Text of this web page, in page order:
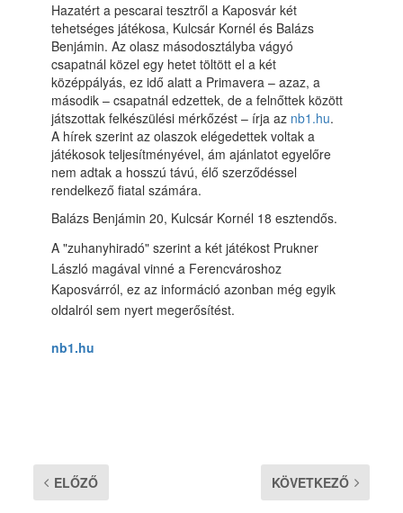
Hazatért a pescarai tesztről a Kaposvár két
tehetséges játékosa, Kulcsár Kornél és Balázs
Benjámin. Az olasz másodosztályba vágyó
csapatnál közel egy hetet töltött el a két
középpályás, ez idő alatt a Primavera – azaz, a
második – csapatnál edzettek, de a felnőttek között
játszottak felkészülési mérkőzést – írja az nb1.hu.
A hírek szerint az olaszok elégedettek voltak a
játékosok teljesítményével, ám ajánlatot egyelőre
nem adtak a hosszú távú, élő szerződéssel
rendelkező fiatal számára.
Balázs Benjámin 20, Kulcsár Kornél 18 esztendős.
A "zuhanyhiradó" szerint a két játékost Prukner
László magával vinné a Ferencvároshoz
Kaposvárról, ez az információ azonban még egyik
oldalról sem nyert megerősítést.
nb1.hu
ELŐZŐ KÖVETKEZŐ